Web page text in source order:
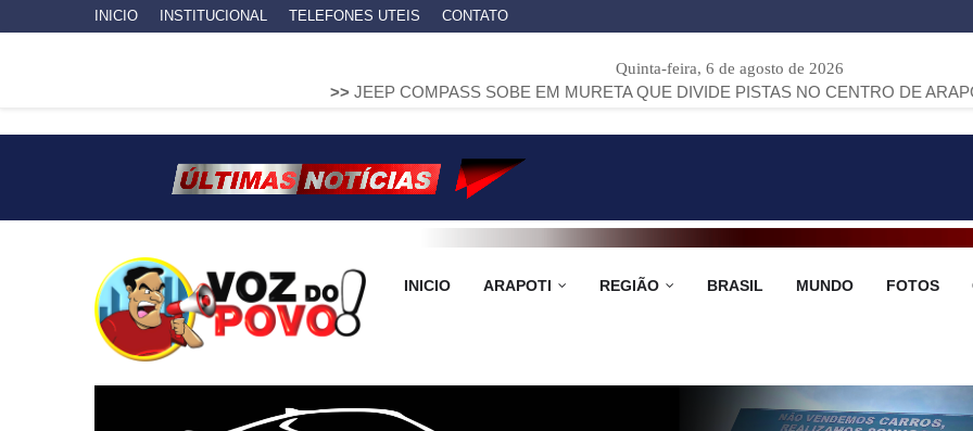
INICIO INSTITUCIONAL TELEFONES UTEIS CONTATO
Quinta-feira, 6 de agosto de 2026
JEEP COMPASS SOBE EM MURETA QUE DIVIDE PISTAS NO CENTRO DE ARAPOTI >>
INICIO ARAPOTI REGIÃO BRASIL MUNDO FOTOS